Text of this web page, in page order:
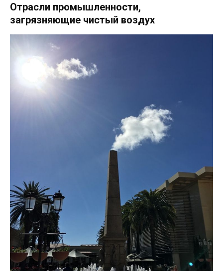
Отрасли промышленности,
загрязняющие чистый воздух